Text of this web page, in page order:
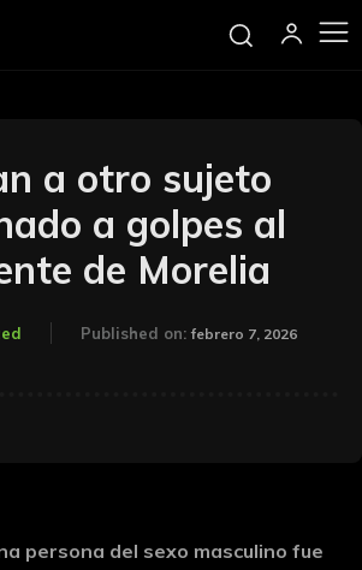
a otro sujeto
a golpes al
de Morelia
Published on: febrero 7, 2026
persona del sexo masculino fue